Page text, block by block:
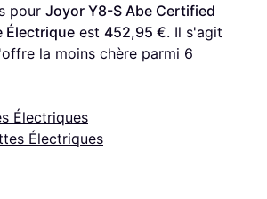
pour Joyor Y8-S Abe Certified
Électrique est 452,95 €. Il s'agit
la moins chère parmi 6
Électriques
Électriques